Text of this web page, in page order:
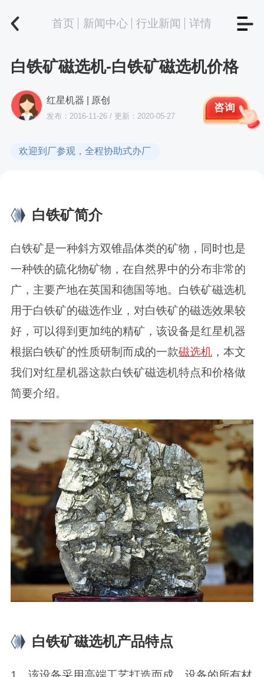
首页 新闻中心 行业新闻 详情
白铁矿磁选机-白铁矿磁选机价格
红星机器 | 原创
发布：2016-11-26 / 更新：2020-05-27
咨询
欢迎到厂参观，全程协助式办厂
白铁矿简介
白铁矿是一种斜方双锥晶体类的矿物，同时也是
一种铁的硫化物矿物，在自然界中的分布非常的
广，主要产地在英国和德国等地。白铁矿磁选机
用于白铁矿的磁选作业，对白铁矿的磁选效果较
好，可以得到更加纯的精矿，该设备是红星机器
根据白铁矿的性质研制而成的一款磁选机，本文
我们对红星机器这款白铁矿磁选机特点和价格做
简要介绍。
白铁矿磁选机产品特点